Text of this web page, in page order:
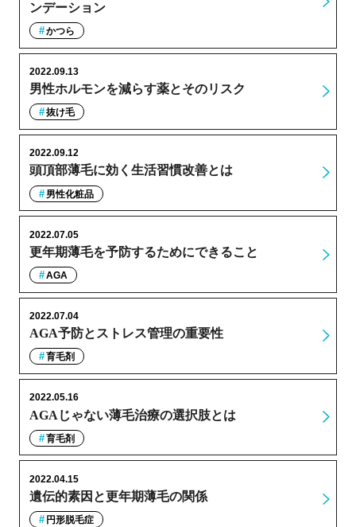
ンデーション
かつら
男性ホルモンを減らす薬とそのリスク
2022.09.13
抜け毛
頭頂部薄毛に効く生活習慣改善とは
2022.09.12
男性化粧品
更年期薄毛を予防するためにできること
2022.07.05
AGA
AGA予防とストレス管理の重要性
2022.07.04
育毛剤
AGAじゃない薄毛治療の選択肢とは
2022.05.16
育毛剤
遺伝的素因と更年期薄毛の関係
2022.04.15
円形脱毛症